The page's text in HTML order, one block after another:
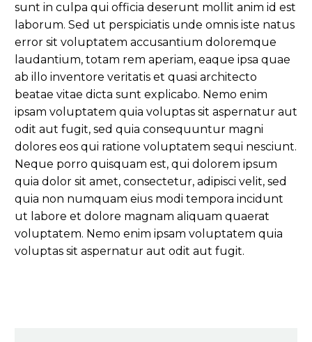
sunt in culpa qui officia deserunt mollit anim id est
laborum. Sed ut perspiciatis unde omnis iste natus
error sit voluptatem accusantium doloremque
laudantium, totam rem aperiam, eaque ipsa quae
ab illo inventore veritatis et quasi architecto
beatae vitae dicta sunt explicabo. Nemo enim
ipsam voluptatem quia voluptas sit aspernatur aut
odit aut fugit, sed quia consequuntur magni
dolores eos qui ratione voluptatem sequi nesciunt.
Neque porro quisquam est, qui dolorem ipsum
quia dolor sit amet, consectetur, adipisci velit, sed
quia non numquam eius modi tempora incidunt
ut labore et dolore magnam aliquam quaerat
voluptatem. Nemo enim ipsam voluptatem quia
voluptas sit aspernatur aut odit aut fugit.